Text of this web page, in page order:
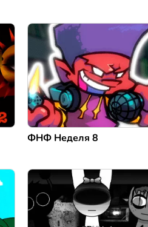
ФНФ Неделя 8